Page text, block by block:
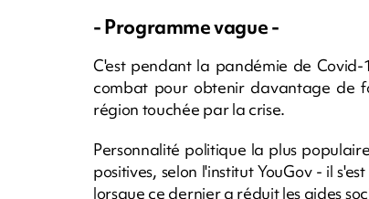
- Programme vague -
C'est pendant la pandémie de
combat pour obtenir davantage de
région touchée par la crise.
Personnalité politique la plus
positives, selon l'institut YouGov - il
lorsque ce dernier a réduit les aides